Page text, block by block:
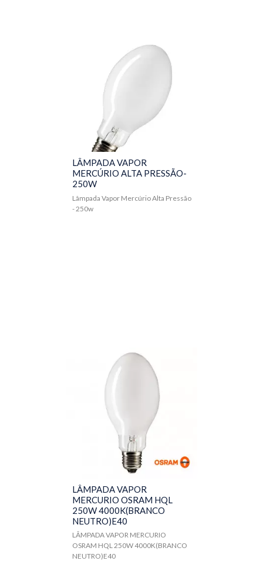
LÂMPADA VAPOR
MERCÚRIO ALTA PRESSÃO-
250W
Lâmpada Vapor Mercúrio Alta Pressão
- 250w
LÂMPADA VAPOR
MERCURIO OSRAM HQL
250W 4000K(BRANCO
NEUTRO)E40
LÂMPADA VAPOR MERCURIO
OSRAM HQL 250W 4000K(BRANCO
NEUTRO)E40